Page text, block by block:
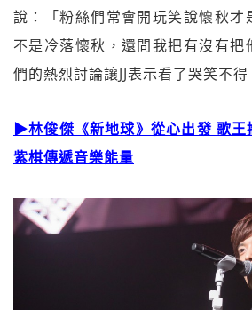
說：「粉絲們常會開玩笑說懷秋才
不是冷落懷秋，還問我把有沒有把
們的熱烈討論讓JJ表示看了哭笑不得
▶林俊傑《新地球》從心出發 歌
紫棋傳遞音樂能量